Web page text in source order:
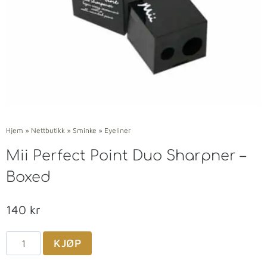
Hjem » Nettbutikk » Sminke » Eyeliner
Mii Perfect Point Duo Sharpner –
Boxed
140 kr
KJØP